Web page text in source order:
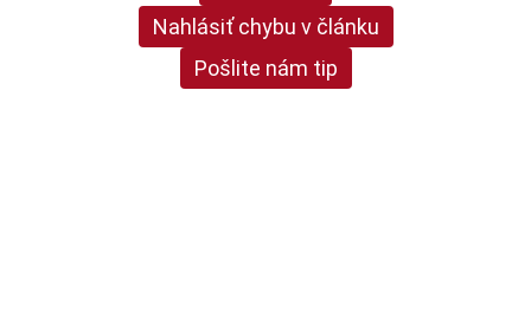
Nahlásiť chybu v článku
Pošlite nám tip